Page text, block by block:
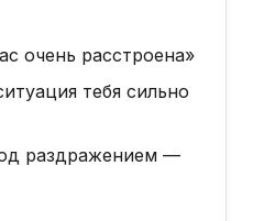
очень расстроена»
тебя сильно
раздражением —